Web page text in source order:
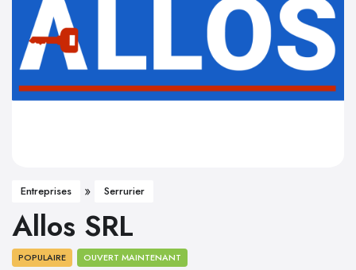
Entreprises » Serrurier
Allos SRL
POPULAIRE OUVERT MAINTENANT